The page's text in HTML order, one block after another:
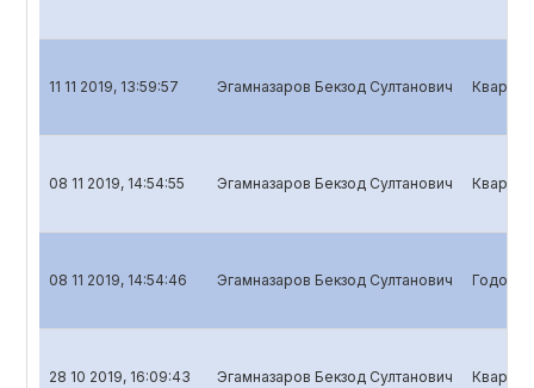
11 11 2019, 13:59:57 Эгамназаров Бекзод Султанович
08 11 2019, 14:54:55 Эгамназаров Бекзод Султанович
08 11 2019, 14:54:46 Эгамназаров Бекзод Султанович
28 10 2019, 16:09:43 Эгамназаров Бекзод Султанович